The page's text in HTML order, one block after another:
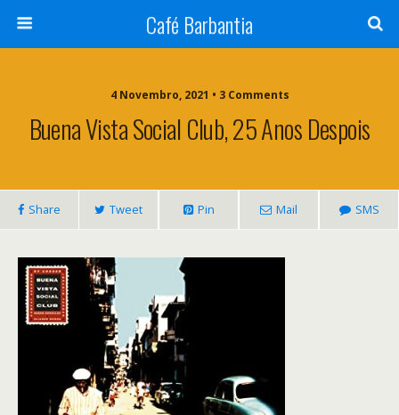
Café Barbantia
4 Novembro, 2021 • 3 Comments
Buena Vista Social Club, 25 Anos Despois
Share Tweet Pin Mail SMS